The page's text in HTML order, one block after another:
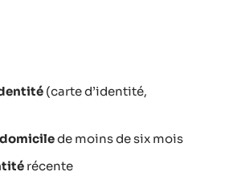
(carte d’identité,
de moins de six mois
récente